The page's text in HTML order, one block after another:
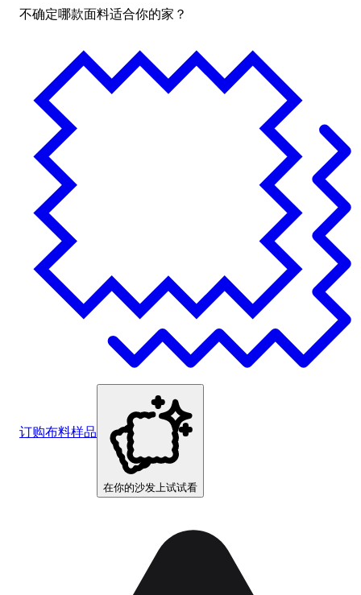
不确定哪款面料适合你的家？
订购布料样品
在你的沙发上试试看